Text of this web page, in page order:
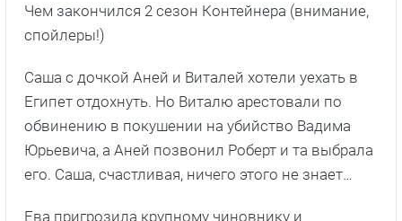
Чем закончился 2 сезон Контейнера (внимание,
спойлеры!)
Саша с дочкой Аней и Виталей хотели уехать в
Египет отдохнуть. Но Виталю арестовали по
обвинению в покушении на убийство Вадима
Юрьевича, а Аней позвонил Роберт и та выбрала
его. Саша, счастливая, ничего этого не знает…
Ева пригрозила крупному чиновнику и